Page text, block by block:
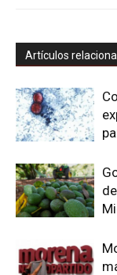
Artículos